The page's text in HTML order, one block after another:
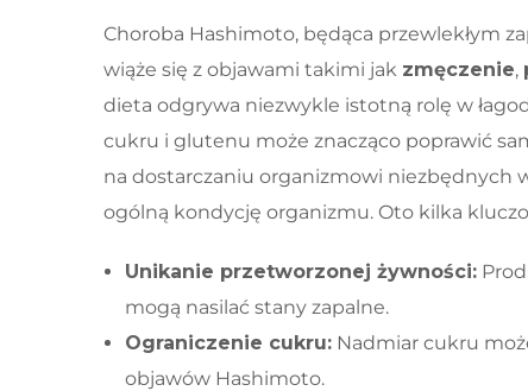
Choroba Hashimoto, będąca przewlekłym
wiąże się z objawami takimi jak zmęczenie,
dieta odgrywa niezwykle istotną rolę w
cukru i glutenu może znacząco poprawić
na dostarczaniu organizmowi niezbędnych
ogólną kondycję organizmu. Oto kilka
Unikanie przetworzonej żywności:
mogą nasilać stany zapalne.
Ograniczenie cukru: Nadmiar cukru
objawów Hashimoto.